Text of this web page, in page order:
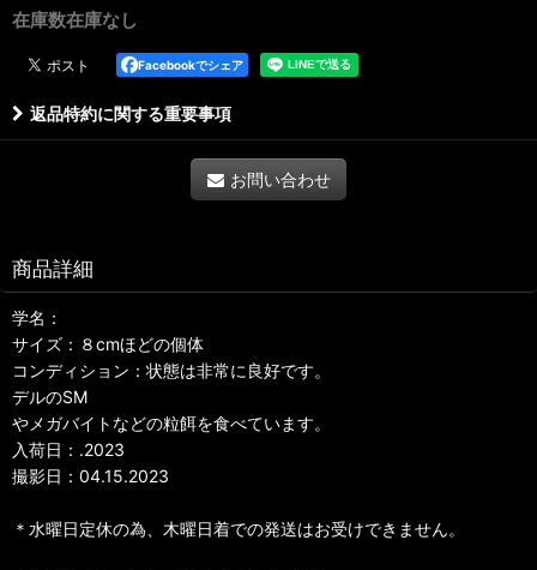
在庫数在庫なし
Facebookでシェア
返品特約に関する重要事項
お問い合わせ
商品詳細
学名：
サイズ：８cmほどの個体
コンディション：状態は非常に良好です。
デルのSM
やメガバイトなどの粒餌を食べています。
入荷日：.2023
撮影日：04.15.2023
＊水曜日定休の為、木曜日着での発送はお受けできません。